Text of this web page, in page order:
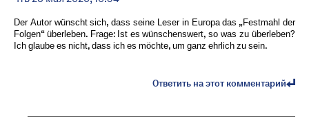
Der Autor wünscht sich, dass seine Leser in Europa das „Festmahl der
Folgen“ überleben. Frage: Ist es wünschenswert, so was zu überleben?
Ich glaube es nicht, dass ich es möchte, um ganz ehrlich zu sein.
Ответить на этот комментарий